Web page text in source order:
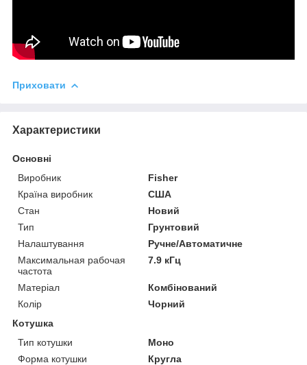
Приховати
Характеристики
Основні
Виробник
Fisher
Країна виробник
США
Стан
Новий
Тип
Грунтовий
Налаштування
Ручне/Автоматичне
Максимальная рабочая
частота
7.9 кГц
Матеріал
Комбінований
Колір
Чорний
Котушка
Тип котушки
Моно
Форма котушки
Кругла